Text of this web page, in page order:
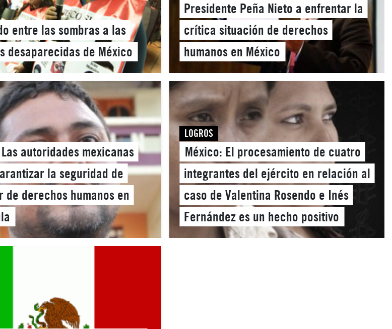
entre las sombras a las
desaparecidas de México
Presidente Peña Nieto a enfrentar la
crítica situación de derechos
humanos en México
autoridades mexicanas
la seguridad de
de derechos humanos en
LOGROS
México: El procesamiento de cuatro
integrantes del ejército en relación al
caso de Valentina Rosendo e Inés
Fernández es un hecho positivo